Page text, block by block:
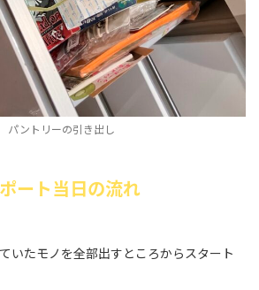
パントリーの引き出し
ート当日の流れ
いたモノを全部出すところからスタート